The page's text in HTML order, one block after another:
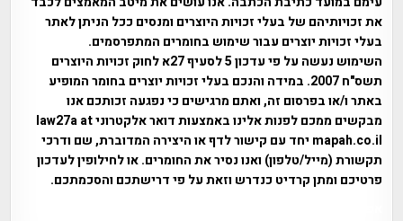
את זכויותיהם של בעלי זכויות היוצרים ומנסים ככל הניתן לאתר
בעלי זכויות יוצרים עבור שימוש בחומרים המתפרסמים.
השימוש נעשה על פי עדכון 5 לסעיף 27א לחוק זכויות היוצרים
תשס"ח 2007. במידה והנכם בעלי זכויות יוצרים בחומר המופיע
באתר ו/או בפרסום זה, ואתם מרגישים כי נפגעה זכותכם אנו
מבקשים ממכם לפנות אלינו באמצעות דואר אלקטרוני law27a at
mapah.co.il יחד עם קישור לדף או היצירה המדוברת, שם ודרכי
תקשורת (מייל/טלפון) ואנו נסיר את החומרים. או לחילופין לעדכון
פרטיכם ומתן קרדיט כנדרש וזאת על פי דרישתכם והסכמתכם.